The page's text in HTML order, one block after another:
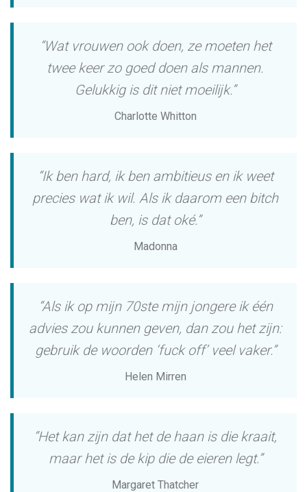
“Wat vrouwen ook doen, ze moeten het
twee keer zo goed doen als mannen.
Gelukkig is dit niet moeilijk.”
Charlotte Whitton
“Ik ben hard, ik ben ambitieus en ik weet
precies wat ik wil. Als ik daarom een bitch
ben, is dat oké.”
Madonna
“Als ik op mijn 70ste mijn jongere ik één
advies zou kunnen geven, dan zou het zijn:
gebruik de woorden ‘fuck off’ veel vaker.”
Helen Mirren
“Het kan zijn dat het de haan is die kraait,
maar het is de kip die de eieren legt.”
Margaret Thatcher